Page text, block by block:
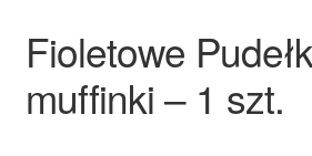
Fioletowe
muffinki – 1 szt.